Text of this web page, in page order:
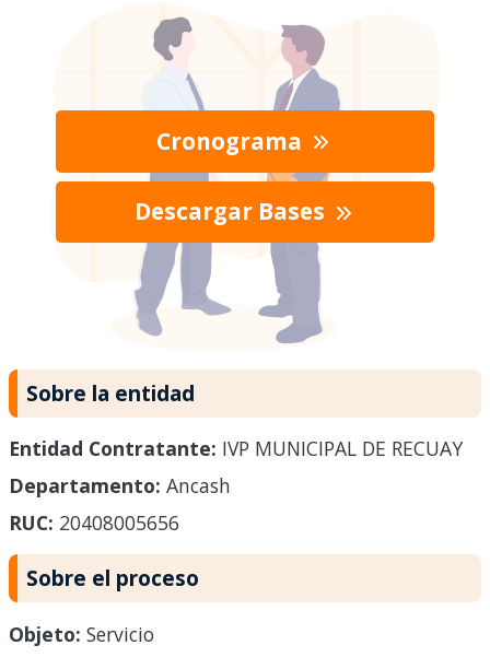
Cronograma
Descargar Bases
Sobre la entidad
Entidad Contratante: IVP MUNICIPAL DE RECUAY
Departamento: Ancash
RUC: 20408005656
Sobre el proceso
Objeto: Servicio